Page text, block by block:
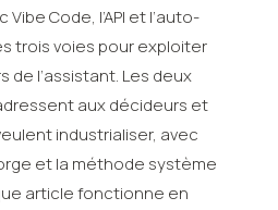
Code, l’API et l’auto-
trois voies pour exploiter
de l’assistant. Les deux
aux décideurs et
industrialiser, avec
et la méthode système
article fonctionne en